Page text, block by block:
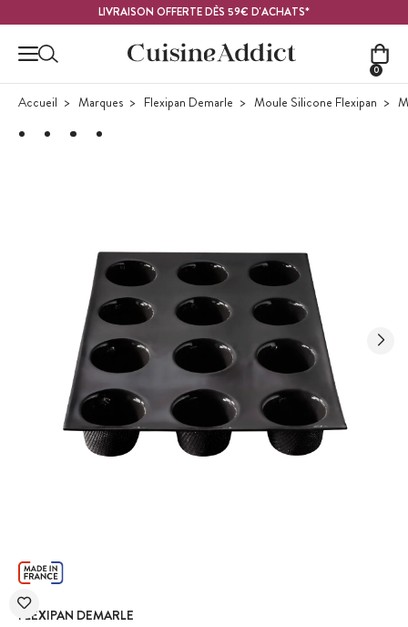
LIVRAISON OFFERTE DÈS 59€ D'ACHATS*
0
Accueil Marques Flexipan Demarle Moule Silicone Flexipan
FLEXIPAN DEMARLE